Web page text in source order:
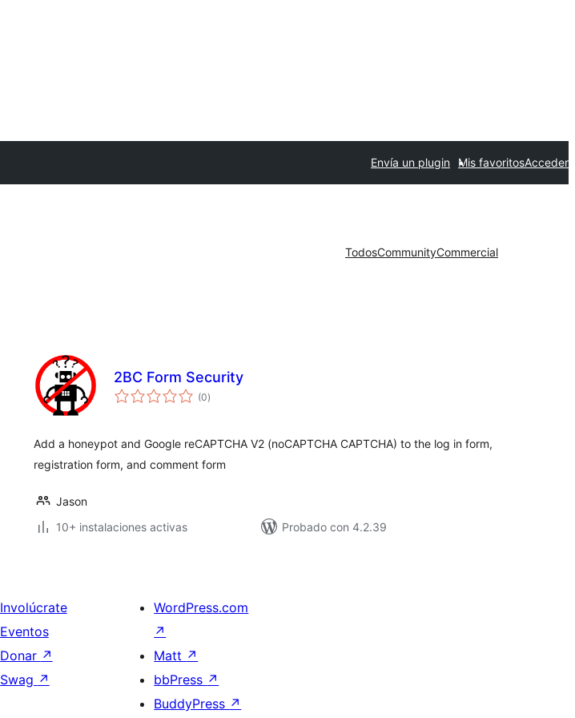
Envía un plugin Mis favoritosAcceder
TodosCommunityCommercial
2BC Form Security
(0total
de
)
Add a honeypot and Google reCAPTCHA V2 (noCAPTCHA CAPTCHA) to the log in form,
registration form, and comment form
Jason
10+ instalaciones activas
Probado con 4.2.39
Involúcrate
Eventos
Donar ↗
Swag ↗
WordPress.com
↗
Matt ↗
bbPress ↗
BuddyPress ↗